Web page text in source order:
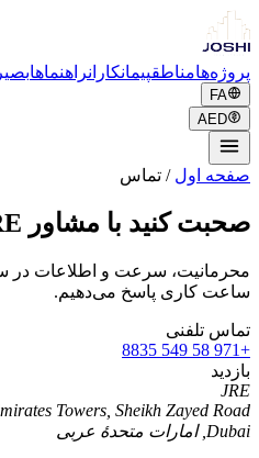
پروژه‌هامناطقپیمانکارانراهنماها
FA
AED
صفحه اول / تماس
صحبت کنید با مشاور JRE
محرمانیت، سرعت و اطلاعات در
ساعت کاری پاسخ می‌دهیم.
تماس تلفنی
+971 58 549 8835
بازدید
JRE
Towers, Sheikh Zayed Road
Dubai
,امارات متحدۀ عربی